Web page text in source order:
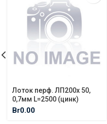
Лоток перф. ЛП200х 50,
0,7мм L=2500 (цинк)
Br0.00